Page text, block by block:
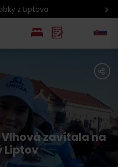
z Liptova
PL
share
Vlhová zavítala na
Liptov